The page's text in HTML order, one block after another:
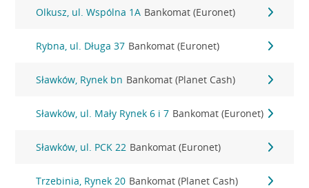
Olkusz, ul. Wspólna 1A Bankomat (Euronet)
Rybna, ul. Długa 37 Bankomat (Euronet)
Sławków, Rynek bn Bankomat (Planet Cash)
Sławków, ul. Mały Rynek 6 i 7 Bankomat (Euronet)
Sławków, ul. PCK 22 Bankomat (Euronet)
Trzebinia, Rynek 20 Bankomat (Planet Cash)